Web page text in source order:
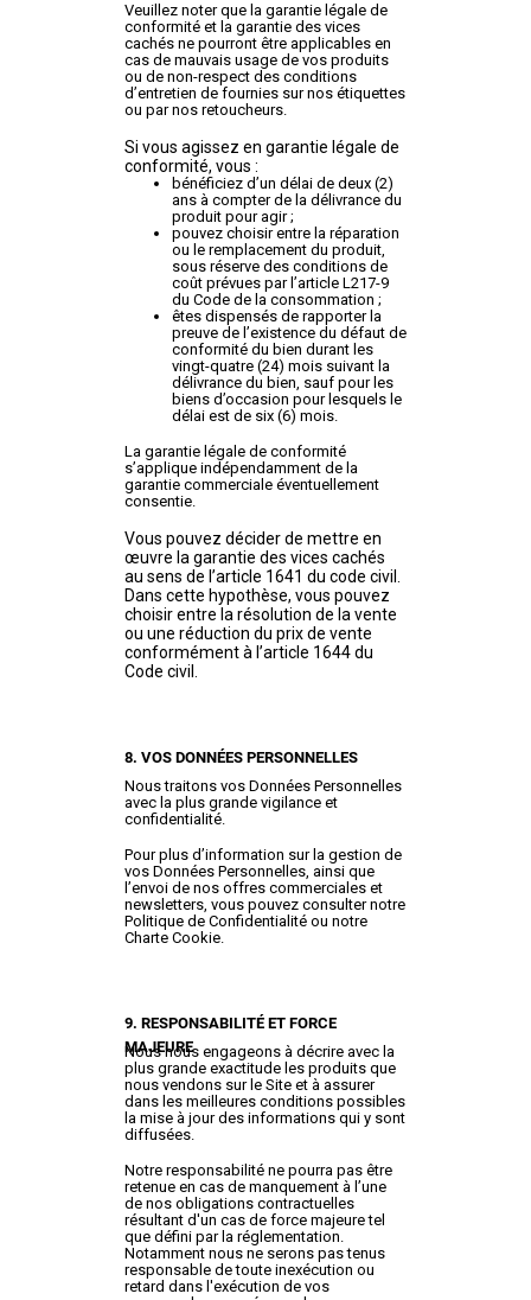
Veuillez noter que la garantie légale de
conformité et la garantie des vices
cachés ne pourront être applicables en
cas de mauvais usage de vos produits
ou de non-respect des conditions
d’entretien de fournies sur nos étiquettes
ou par nos retoucheurs.
Si vous agissez en garantie légale de
conformité, vous :
bénéficiez d’un délai de deux (2)
ans à compter de la délivrance du
produit pour agir ;
pouvez choisir entre la réparation
ou le remplacement du produit,
sous réserve des conditions de
coût prévues par l’article L217-9
du Code de la consommation ;
êtes dispensés de rapporter la
preuve de l’existence du défaut de
conformité du bien durant les
vingt-quatre (24) mois suivant la
délivrance du bien, sauf pour les
biens d’occasion pour lesquels le
délai est de six (6) mois.
La garantie légale de conformité
s’applique indépendamment de la
garantie commerciale éventuellement
consentie.
Vous pouvez décider de mettre en
œuvre la garantie des vices cachés
au sens de l’article 1641 du code civil.
Dans cette hypothèse, vous pouvez
choisir entre la résolution de la vente
ou une réduction du prix de vente
conformément à l’article 1644 du
Code civil.
8. VOS DONNÉES PERSONNELLES
Nous traitons vos Données Personnelles
avec la plus grande vigilance et
confidentialité.
Pour plus d’information sur la gestion de
vos Données Personnelles, ainsi que
l’envoi de nos offres commerciales et
newsletters, vous pouvez consulter notre
Politique de Confidentialitéou notre
Charte Cookie.
9. RESPONSABILITÉ ET FORCE
MAJEURE
Nous nous engageons à décrire avec la
plus grande exactitude les produits que
nous vendons sur le Site et à assurer
dans les meilleures conditions possibles
la mise à jour des informations qui y sont
diffusées.
Notre responsabilité ne pourra pas être
retenue en cas de manquement à l’une
de nos obligations contractuelles
résultant d'un cas de force majeure tel
que défini par la réglementation.
Notamment nous ne serons pas tenus
responsable de toute inexécution ou
retard dans l'exécution de vos